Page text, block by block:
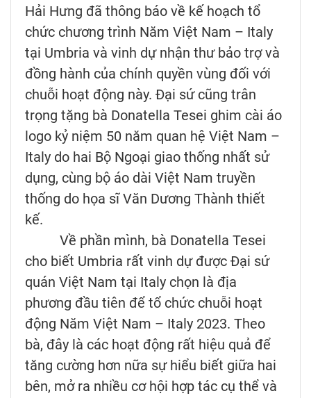
Hải Hưng đã thông báo về kế hoạch tổ
chức chương trình Năm Việt Nam – Italy
tại Umbria và vinh dự nhận thư bảo trợ và
đồng hành của chính quyền vùng đối với
chuỗi hoạt động này. Đại sứ cũng trân
trọng tặng bà Donatella Tesei ghim cài áo
logo kỷ niệm 50 năm quan hệ Việt Nam –
Italy do hai Bộ Ngoại giao thống nhất sử
dụng, cùng bộ áo dài Việt Nam truyền
thống do họa sĩ Văn Dương Thành thiết
kế.
Về phần mình, bà Donatella Tesei
cho biết Umbria rất vinh dự được Đại sứ
quán Việt Nam tại Italy chọn là địa
phương đầu tiên để tổ chức chuỗi hoạt
động Năm Việt Nam – Italy 2023. Theo
bà, đây là các hoạt động rất hiệu quả để
tăng cường hơn nữa sự hiểu biết giữa hai
bên, mở ra nhiều cơ hội hợp tác cụ thể và